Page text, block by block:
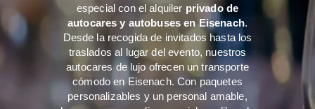
especial con el alquiler privado de
autocares y autobuses en Eisenach.
Desde la recogida de invitados hasta los
traslados al lugar del evento, nuestros
autocares de lujo ofrecen un transporte
cómodo en Eisenach. Con paquetes
personalizables y un personal amable,